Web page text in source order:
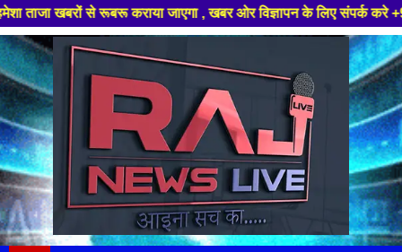
से रूबरू कराया जाएगा , खबर ओर विज्ञापन के लिए संपर्क करे +91
Skip
to
content